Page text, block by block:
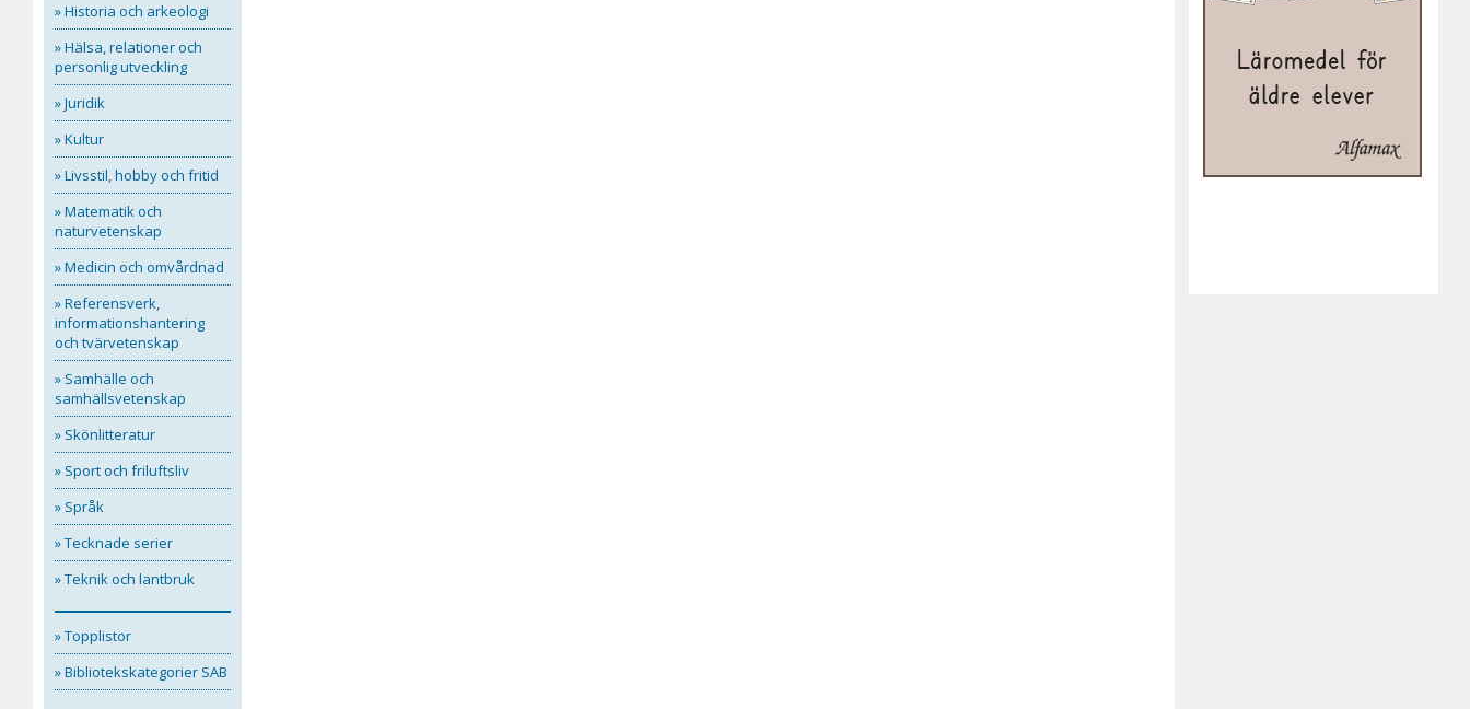
» Historia och arkeologi
» Hälsa, relationer och
personlig utveckling
» Juridik
» Kultur
» Livsstil, hobby och fritid
» Matematik och
naturvetenskap
» Medicin och omvårdnad
» Referensverk,
informationshantering
och tvärvetenskap
» Samhälle och
samhällsvetenskap
» Skönlitteratur
» Sport och friluftsliv
» Språk
» Tecknade serier
» Teknik och lantbruk
» Topplistor
» Bibliotekskategorier SAB